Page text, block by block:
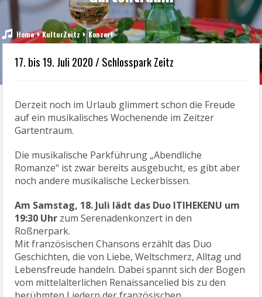
Home KulturZeitz Konzert
17. bis 19. Juli 2020 / Schlosspark Zeitz
Derzeit noch im Urlaub glimmert schon die Freude
auf ein musikalisches Wochenende im Zeitzer
Gartentraum.
Die musikalische Parkführung „Abendliche
Romanze“ ist zwar bereits ausgebucht, es gibt aber
noch andere musikalische Leckerbissen.
Am Samstag, 18. Juli lädt das Duo ITIHEKENU um
19:30 Uhr zum Serenadenkonzert in den
Roßnerpark.
Mit französischen Chansons erzählt das Duo
Geschichten, die von Liebe, Weltschmerz, Alltag und
Lebensfreude handeln. Dabei spannt sich der Bogen
vom mittelalterlichen Renaissancelied bis zu den